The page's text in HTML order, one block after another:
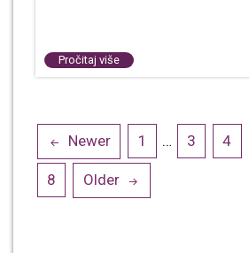
Pročitaj više
Posts
navigation
Newer 1 … 3 4
8 Older